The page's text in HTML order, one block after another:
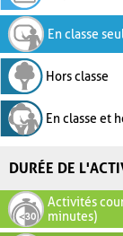
En classe
Hors classe
En classe et
DURÉE DE
Activités
minutes)